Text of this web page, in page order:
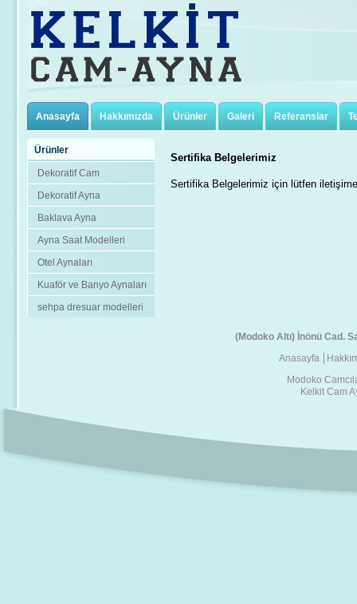
Anasayfa Hakkımızda Ürünler Galeri Referanslar
Ürünler
Dekoratif Cam
Dekoratif Ayna
Baklava Ayna
Ayna Saat Modelleri
Otel Aynaları
Kuaför ve Banyo Aynaları
sehpa dresuar modelleri
Sertifika Belgelerimiz
Sertifika Belgelerimiz için lütfen
(Modoko Altı) İnönü Cad.
Anasayfa
Modoko
Kelkit Cam